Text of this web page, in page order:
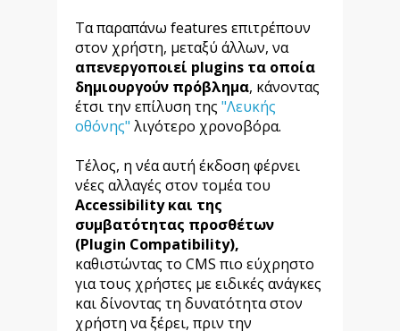
Τα παραπάνω features επιτρέπουν
στον χρήστη, μεταξύ άλλων, να
απενεργοποιεί plugins τα οποία
δημιουργούν πρόβλημα, κάνοντας
έτσι την επίλυση της "Λευκής
οθόνης" λιγότερο χρονοβόρα.
Τέλος, η νέα αυτή έκδοση φέρνει
νέες αλλαγές στον τομέα του
Accessibility και της
συμβατότητας προσθέτων
(Plugin Compatibility),
καθιστώντας το CMS πιο εύχρηστο
για τους χρήστες με ειδικές ανάγκες
και δίνοντας τη δυνατότητα στον
χρήστη να ξέρει, πριν την